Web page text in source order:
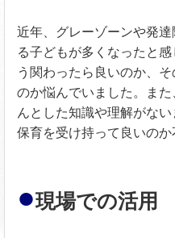
近年、グレーゾーンや発
る子どもが多くなったと
う関わったら良いのか、
のか悩んでいました。ま
んとした知識や理解がな
保育を受け持って良いのか
●現場での活用